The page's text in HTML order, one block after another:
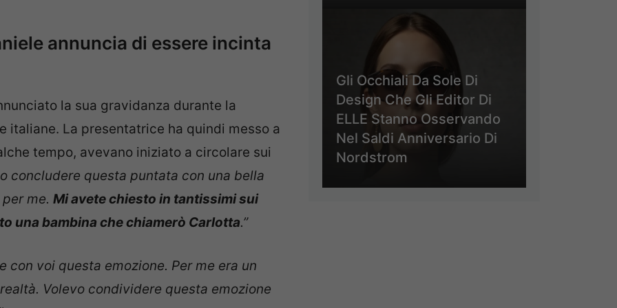
annuncia di essere incinta
la sua gravidanza durante la
italiane. La presentatrice ha quindi messo a
tempo, avevano iniziato a circolare sui
concludere questa puntata con una bella
me. Mi avete chiesto in tantissimi sui
una bambina che chiamerò Carlotta.”
con voi questa emozione. Per me era un
Volevo condividere questa emozione
Gli Occhiali Da Sole Di
Design Che Gli Editor Di
ELLE Stanno Osservando
Nel Saldi Anniversario Di
Nordstrom